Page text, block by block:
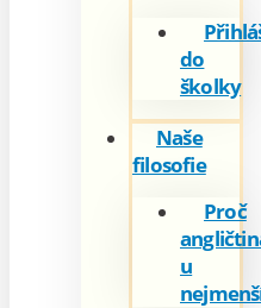
do
školky
Naše
filosofie
Proč
u